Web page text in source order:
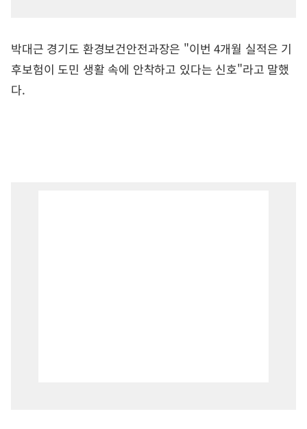
박대근 경기도 환경보건안전과장은 "이번 4개월 실적은 기
후보험이 도민 생활 속에 안착하고 있다는 신호"라고 말했
다.